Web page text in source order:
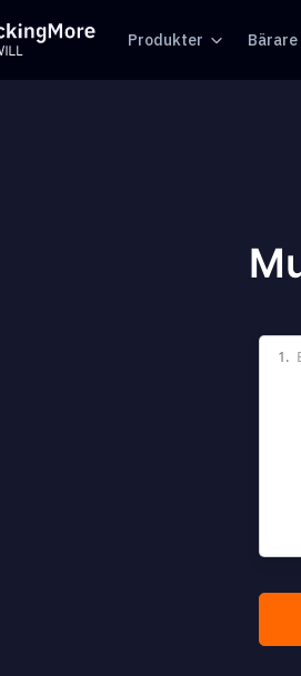
Produkter Bärare
1.